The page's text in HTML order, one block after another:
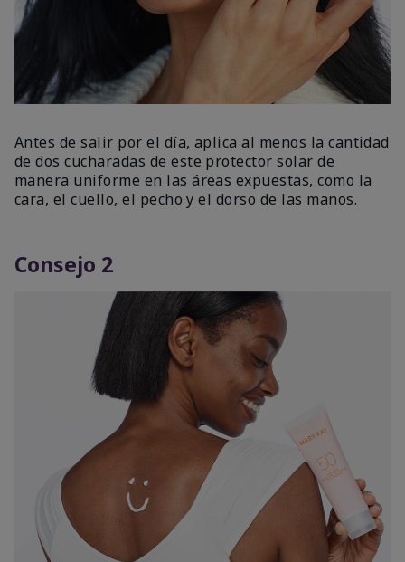
Antes de salir por el día, aplica al menos la cantidad
de dos cucharadas de este protector solar de
manera uniforme en las áreas expuestas, como la
cara, el cuello, el pecho y el dorso de las manos.
Consejo 2